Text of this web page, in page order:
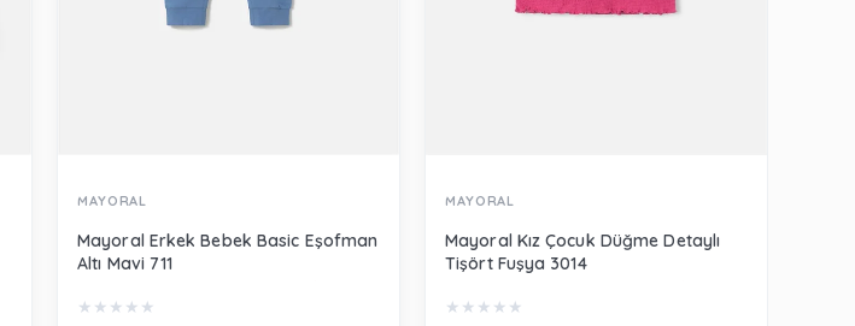
MAYORAL
Mayoral Erkek Bebek Basic Eşofman
Altı Mavi 711
★ ★ ★ ★ ★
MAYORAL
Mayoral Kız Çocuk Düğme Detaylı
Tişört Fuşya 3014
★ ★ ★ ★ ★